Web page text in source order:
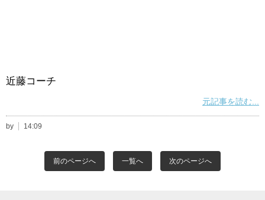
近藤コーチ
元記事を読む...
by 14:09
前のページへ 一覧へ 次のページへ